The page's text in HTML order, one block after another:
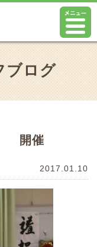
ブログ
開催
2017.01.10